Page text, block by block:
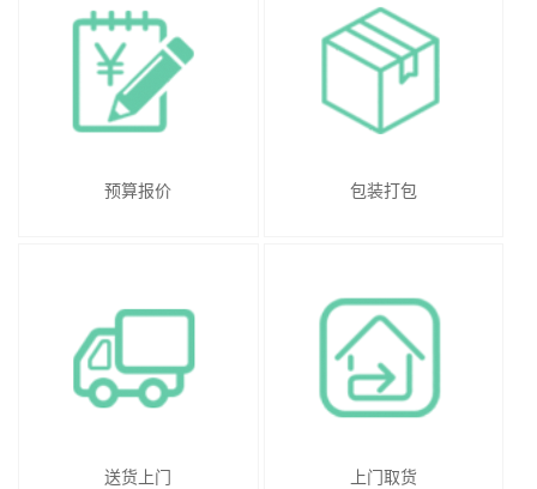
预算报价 包装打包
送货上门 上门取货